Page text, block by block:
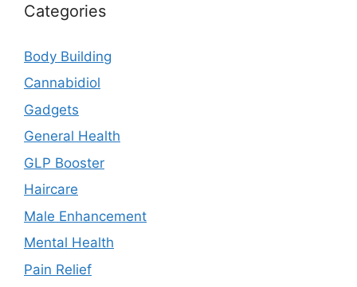
Categories
Body Building
Cannabidiol
Gadgets
General Health
GLP Booster
Haircare
Male Enhancement
Mental Health
Pain Relief